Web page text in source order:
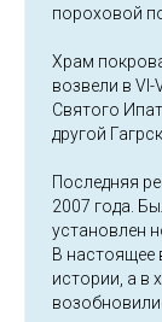
пороховой
Храм
возвели в
Святого
другой
Последняя
2007 года.
установлен
В настоящее
истории, а в